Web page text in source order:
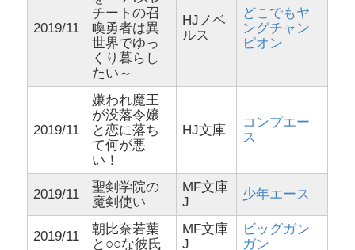
2019/11
チートの召
喚勇者は異
世界でゆっ
くり暮らし
たい～
HJノベ
ルス
どこでもヤ
ングチャン
ピオン
2019/11
嫌われ魔王
が没落令嬢
と恋に落ち
て何が悪
い！
HJ文庫
コンプエー
ス
2019/11
聖剣学院の
魔剣使い
MF文庫
J
少年エース
2019/11
朝比奈若葉
と○○な彼氏
MF文庫
J
ビッグガン
ガン